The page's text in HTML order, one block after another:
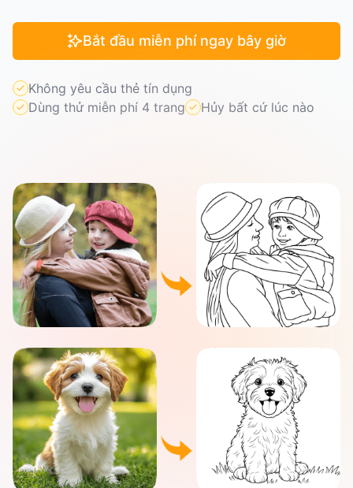
Bắt đầu miễn phí ngay bây giờ
Không yêu cầu thẻ tín dụng
Dùng thử miễn phí 4 trang
Hủy bất cứ lúc nào